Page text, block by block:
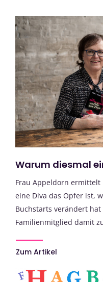
Warum diesmal
Frau Appeldorn ermittelt
eine Diva das Opfer ist,
Buchstarts verändert
Familienmitglied damit
Zum Artikel